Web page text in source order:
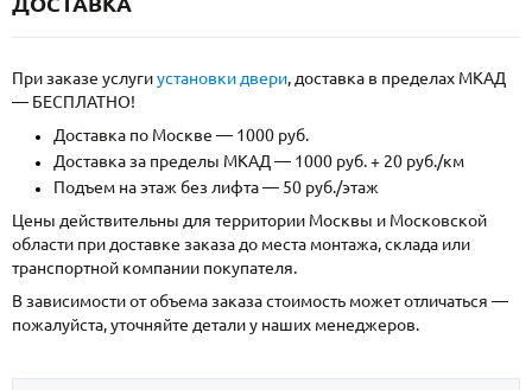
При заказе услугиустановки двери, доставка в пределах МКАД
— БЕСПЛАТНО!
Доставка по Москве — 1000 руб.
Доставка за пределы МКАД — 1000 руб. + 20 руб./км
Подъем на этаж без лифта — 50 руб./этаж
Цены действительны для территории Москвы и Московской
области при доставке заказа до места монтажа, склада или
транспортной компании покупателя.
В зависимости от объема заказа стоимость может отличаться —
пожалуйста, уточняйте детали у наших менеджеров.